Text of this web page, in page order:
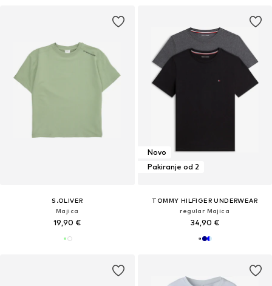
S.OLIVER
Majica
19,90 €
Novo
Pakiranje od 2
TOMMY HILFIGER UNDERWEAR
regular Majica
34,90 €